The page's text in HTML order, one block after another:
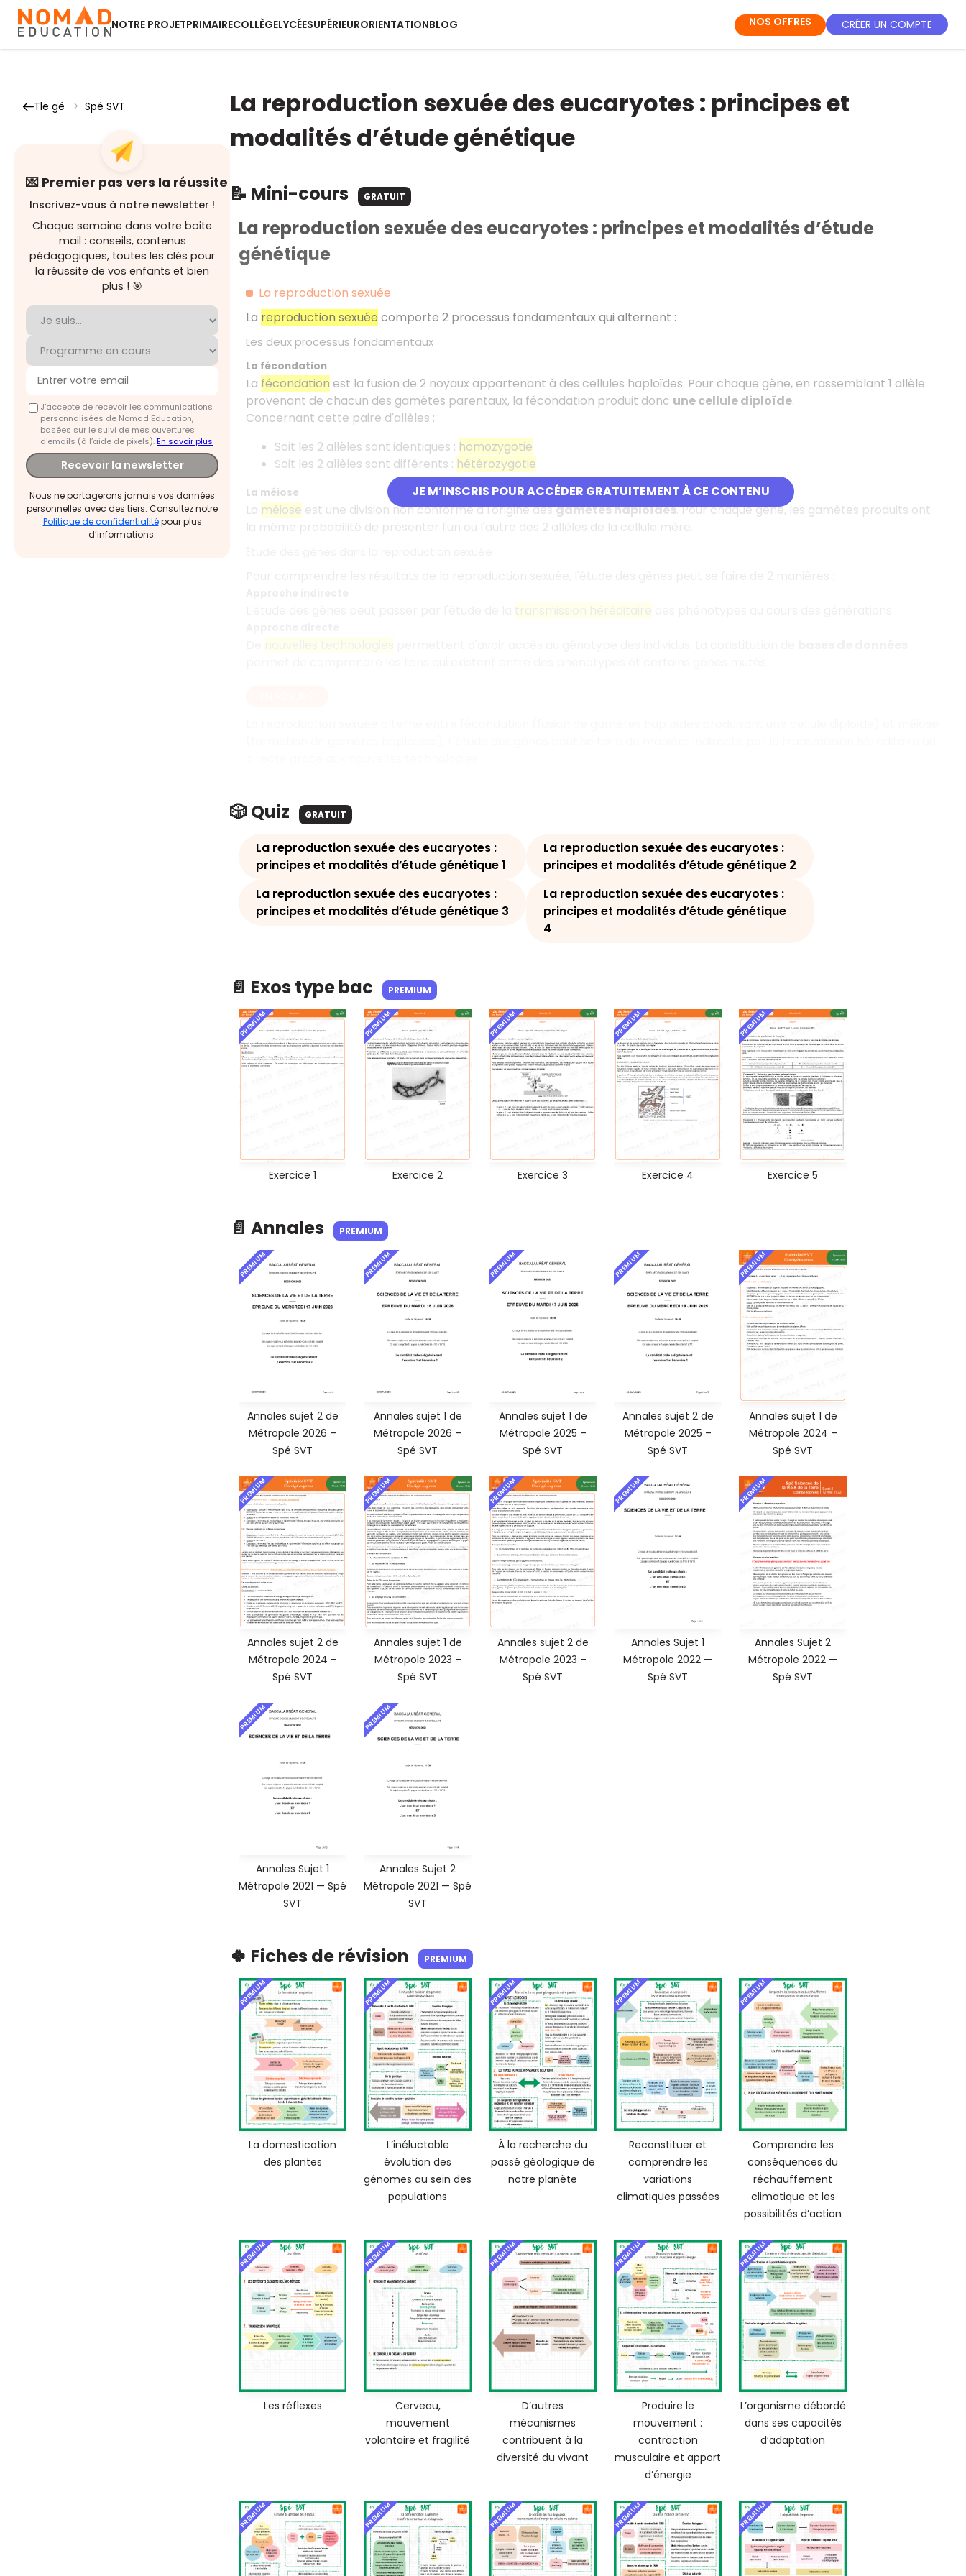
NOTRE PROJETPRIMAIRECOLLÈGELYCÉESUPÉRIEURORIENTATIONBLOG NOS OFFRES CRÉER UN COMPTE
Tle gé > Spé SVT
💌 Premier pas vers la réussite
Inscrivez-vous à notre newsletter !
Chaque semaine dans votre boite
mail : conseils, contenus
pédagogiques, toutes les clés pour
la réussite de vos enfants et bien
plus ! 🎯
J'accepte de recevoir les communications
personnalisées de Nomad Education,
basées sur le suivi de mes ouvertures
d'emails (à l’aide de pixels).En savoir plus
Recevoir la newsletter
Nous ne partagerons jamais vos données
personnelles avec des tiers. Consultez notre
Politique de confidentialitépour plus
d’informations.
La reproduction sexuée des eucaryotes : principes et
modalités d’étude génétique
📝 Mini-cours GRATUIT
JE M’INSCRIS POUR ACCÉDER GRATUITEMENT À CE CONTENU
La reproduction sexuée des eucaryotes : principes et modalités d’étude
génétique
La reproduction sexuée
La reproduction sexuée comporte 2 processus fondamentaux qui alternent :
Les deux processus fondamentaux
La fécondation
La fécondation est la fusion de 2 noyaux appartenant à des cellules haploïdes. Pour chaque gène, en rassemblant 1 allèle
provenant de chacun des gamètes parentaux, la fécondation produit donc une cellule diploïde.
Concernant cette paire d'allèles :
Soit les 2 allèles sont identiques : homozygotie
Soit les 2 allèles sont différents : hétérozygotie
La méiose
La méiose est une division non conforme à l'origine desgamètes haploïdes. Pour chaque gène, les gamètes produits ont
la même probabilité de présenter l'un ou l'autre des 2 allèles de la cellule mère.
🎲 Quiz GRATUIT
La reproduction sexuée des eucaryotes :
principes et modalités d’étude génétique 1
La reproduction sexuée des eucaryotes :
principes et modalités d’étude génétique 2
La reproduction sexuée des eucaryotes :
principes et modalités d’étude génétique 3
La reproduction sexuée des eucaryotes :
principes et modalités d’étude génétique
4
📄 Exos type bac PREMIUM
PREMIUM
Exercice 1
PREMIUM
Exercice 2
PREMIUM
Exercice 3
PREMIUM
Exercice 4
PREMIUM
Exercice 5
📄 Annales PREMIUM
PREMIUM
Annales sujet 2 de
Métropole 2026 –
Spé SVT
PREMIUM
Annales sujet 1 de
Métropole 2026 –
Spé SVT
PREMIUM
Annales sujet 1 de
Métropole 2025 –
Spé SVT
PREMIUM
Annales sujet 2 de
Métropole 2025 –
Spé SVT
PREMIUM
Annales sujet 1 de
Métropole 2024 –
Spé SVT
PREMIUM
Annales sujet 2 de
Métropole 2024 –
Spé SVT
PREMIUM
Annales sujet 1 de
Métropole 2023 –
Spé SVT
PREMIUM
Annales sujet 2 de
Métropole 2023 –
Spé SVT
PREMIUM
Annales Sujet 1
Métropole 2022 —
Spé SVT
PREMIUM
Annales Sujet 2
Métropole 2022 —
Spé SVT
PREMIUM
Annales Sujet 1
Métropole 2021 — Spé
SVT
PREMIUM
Annales Sujet 2
Métropole 2021 — Spé
SVT
🍀 Fiches de révision PREMIUM
PREMIUM
La domestication
des plantes
PREMIUM
L’inéluctable
évolution des
génomes au sein des
populations
PREMIUM
À la recherche du
passé géologique de
notre planète
PREMIUM
Reconstituer et
comprendre les
variations
climatiques passées
PREMIUM
Comprendre les
conséquences du
réchauffement
climatique et les
possibilités d’action
PREMIUM
Les réflexes
PREMIUM
Cerveau,
mouvement
volontaire et fragilité
PREMIUM
D’autres
mécanismes
contribuent à la
diversité du vivant
PREMIUM
Produire le
mouvement :
contraction
musculaire et apport
d’énergie
PREMIUM
L’organisme débordé
dans ses capacités
d’adaptation
PREMIUM PREMIUM PREMIUM PREMIUM PREMIUM